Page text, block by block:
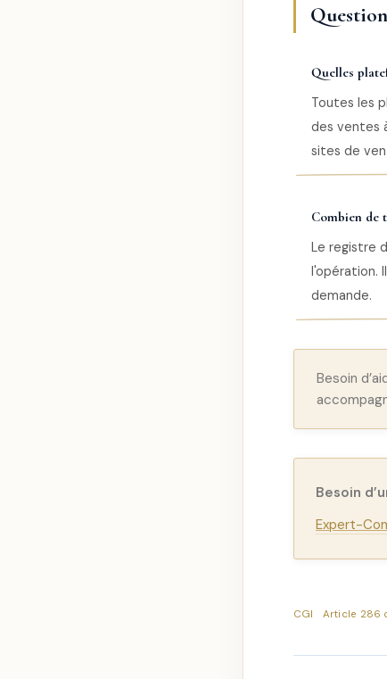
Quelles
Toutes les
des ventes
sites de
Combien de
Le registre
l'opération.
demande.
Besoin
Besoin
Expert-
CGI Article 286